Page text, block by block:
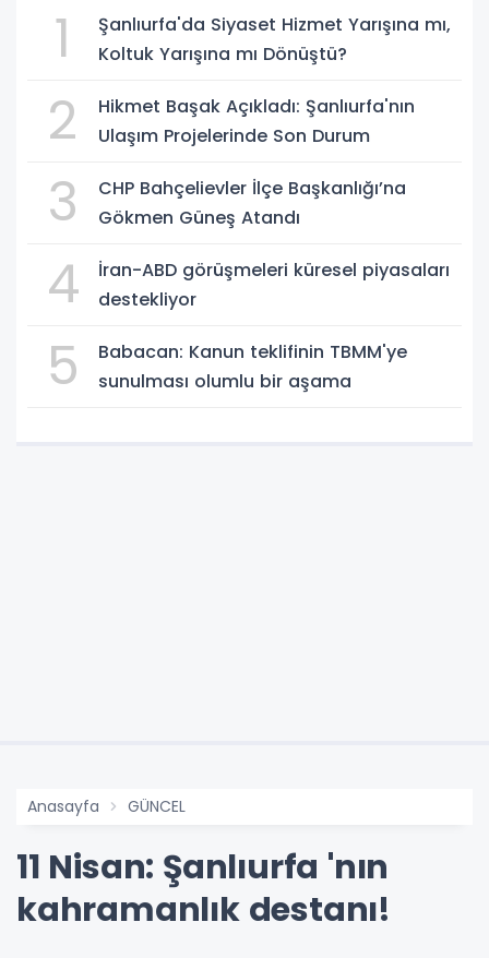
1
Şanlıurfa'da Siyaset Hizmet Yarışına mı,
Koltuk Yarışına mı Dönüştü?
2
Hikmet Başak Açıkladı: Şanlıurfa'nın
Ulaşım Projelerinde Son Durum
3
CHP Bahçelievler İlçe Başkanlığı’na
Gökmen Güneş Atandı
4
İran-ABD görüşmeleri küresel piyasaları
destekliyor
5
Babacan: Kanun teklifinin TBMM'ye
sunulması olumlu bir aşama
Anasayfa GÜNCEL
11 Nisan: Şanlıurfa 'nın
kahramanlık destanı!